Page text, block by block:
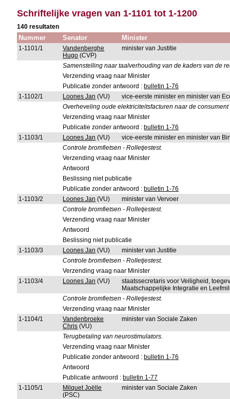
Schriftelijke vragen van 1-1101 tot 1-1200
140 resultaten
Nummer Senator Minister
1-1101/1
Vandenberghe
Hugo (CVP)
minister van Justitie
Samenstelling naar taalverhouding van de kaders van de
Verzending vraag naar Minister
Publicatie zonder antwoord : bulletin 1-76
1-1102/1
Loones Jan (VU)
vice-eerste minister en minister van
Overheveling oude elektriciteitsfacturen naar de
Verzending vraag naar Minister
Publicatie zonder antwoord : bulletin 1-76
1-1103/1
Loones Jan (VU)
vice-eerste minister en minister van
Controle bromfietsen - Rolletjestest.
Verzending vraag naar Minister
Antwoord
Beslissing niet publicatie
Publicatie zonder antwoord : bulletin 1-76
1-1103/2
Loones Jan (VU)
minister van Vervoer
Controle bromfietsen - Rolletjestest.
Verzending vraag naar Minister
Antwoord
Beslissing niet publicatie
1-1103/3
Loones Jan (VU)
minister van Justitie
Controle bromfietsen - Rolletjestest.
Verzending vraag naar Minister
1-1103/4
Loones Jan (VU)
staatssecretaris voor Veiligheid,
Maatschappelijke Integratie en
Controle bromfietsen - Rolletjestest.
Verzending vraag naar Minister
1-1104/1
Vandenbroeke
Chris (VU)
minister van Sociale Zaken
Terugbetaling van neurostimulators.
Verzending vraag naar Minister
Publicatie zonder antwoord : bulletin 1-76
Antwoord
Publicatie antwoord : bulletin 1-77
1-1105/1
Milquet Joëlle
(PSC)
minister van Sociale Zaken